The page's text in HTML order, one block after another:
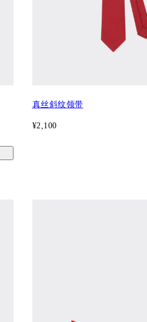
真丝斜纹领带
¥2,100